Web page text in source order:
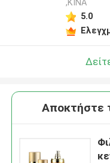
,ΚΙΝΑ
5.0
Αποκτήστε